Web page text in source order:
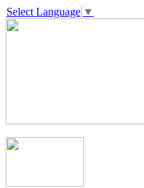
Select Language ▼